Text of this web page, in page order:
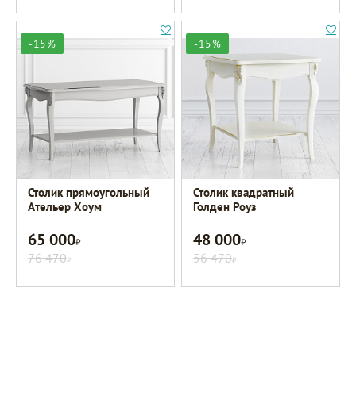
-15%
Столик прямоугольный
Ательер Хоум
65 000Р
76 470Р
-15%
Столик квадратный
Голден Роуз
48 000Р
56 470Р